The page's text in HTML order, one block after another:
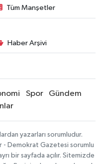
Tüm Manşetler
Haber Arşivi
Spor
Gündem
yazarları sorumludur.
- Demokrat Gazetesi sorumlu
bir sayfada açılır. Sitemizde